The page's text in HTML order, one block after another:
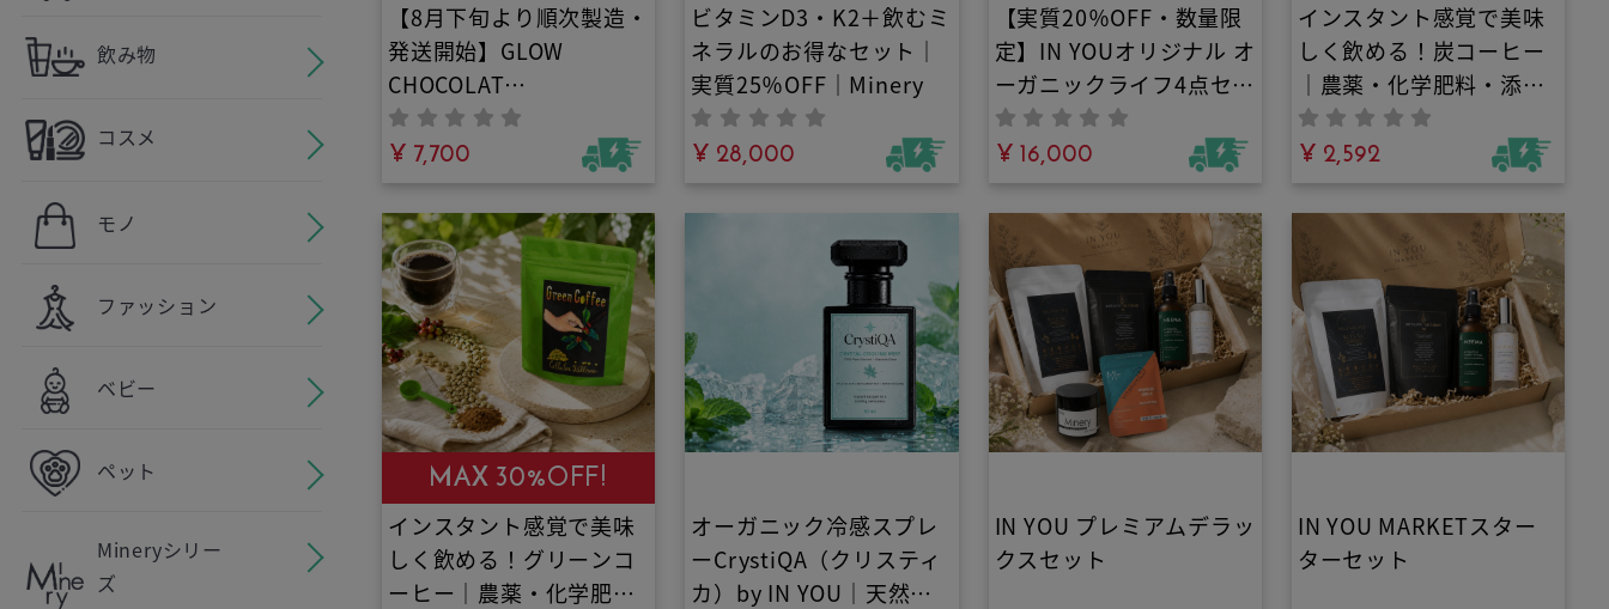
飲み物
コスメ
モノ
ファッション
ベビー
ペット
Mineryシリー
ズ
【8月下旬より順次製造・
発送開始】GLOW
CHOCOLAT
PROTEIN（グロウショコ
ラプロテイン）by IN
YOU｜完全無添加・人工
甘味料不使用・植物性オ
ーガニック素材だけで作
ったソイプロテイン｜ロ
ーカカオ配合で腸活や健
康的な生活をサポートす
る、低糖質で本当に美味
しい大人のショコラ
¥ 7,700
ビタミンD3・K2＋飲むミ
ネラルのお得なセット｜
実質25％OFF｜Minery
¥ 28,000
【実質20％OFF・数量限
定】IN YOUオリジナル オ
ーガニックライフ4点セッ
ト｜バスパウダー・無添
加洗濯洗剤・ダニよけス
プレー・冷感ミスト
¥ 16,000
インスタント感覚で美味
しく飲める！炭コーヒー
｜農薬・化学肥料・添加
物不使用！栄養たっぷり
グリーンコーヒーと日本
三大備長炭の一つである
高級日向備長炭パウダー
を絶妙なバランスで配
合！
¥ 2,592
MAX 30%OFF!
インスタント感覚で美味
しく飲める！グリーンコ
ーヒー｜農薬・化学肥
オーガニック冷感スプレ
ーCrystiQA（クリスティ
カ）by IN YOU｜天然ク
IN YOU プレミアムデラッ
クスセット
IN YOU MARKETスター
ターセット